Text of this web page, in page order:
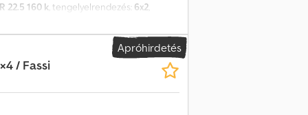
22.5 160 k, tengelyelrendezés: 6x2,
, teljes magasság:3 300 mm, Gyártási év:
központi zár, légkondicionálás,
MAN TGS 26.510 6x2-4 BL
körülbelül 69.000 km. A jármű első
és szervizelési munkálat
van, és azonnal használatba vehető.
Apróhirdetés
/ Fassi